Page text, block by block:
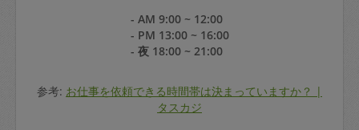
- AM 9:00 ~ 12:00
- PM 13:00 ~ 16:00
- 夜 18:00 ~ 21:00
参考: お仕事を依頼できる時間帯は決まっていますか？ |
タスカジ